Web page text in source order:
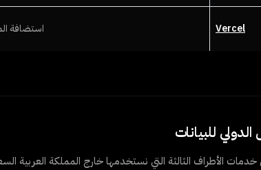
Vercel استضافة
الأطراف الثالثة التي نستخدمها خارج المملكة العربية